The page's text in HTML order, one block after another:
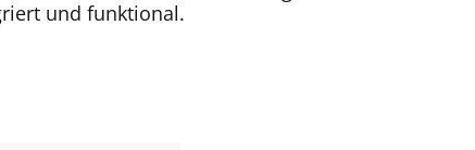
und funktional.